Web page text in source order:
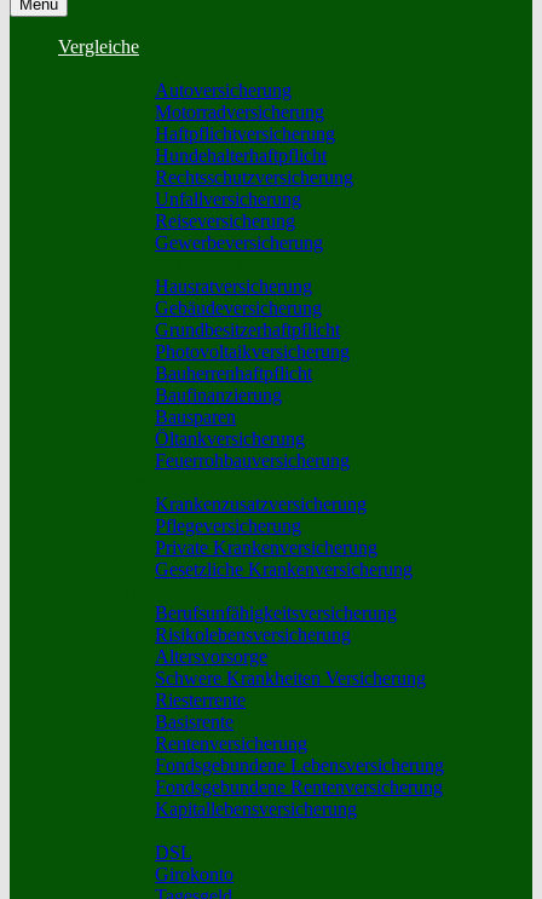
Menü
Vergleiche
Autoversicherung
Motorradversicherung
Haftpflichtversicherung
Hundehalterhaftpflicht
Rechtsschutzversicherung
Unfallversicherung
Reiseversicherung
Gewerbeversicherung
Hausratversicherung
Gebäudeversicherung
Grundbesitzerhaftpflicht
Photovoltaikversicherung
Bauherrenhaftpflicht
Baufinanzierung
Bausparen
Öltankversicherung
Feuerrohbauversicherung
Krankenzusatzversicherung
Pflegeversicherung
Private Krankenversicherung
Gesetzliche Krankenversicherung
Berufs­unfähigkeitsversicherung
Risikolebensversicherung
Altersvorsorge
Schwere Krankheiten Versicherung
Riesterrente
Basisrente
Rentenversicherung
Fondsgebundene Lebensversicherung
Fondsgebundene Rentenversicherung
Kapitallebensversicherung
DSL
Girokonto